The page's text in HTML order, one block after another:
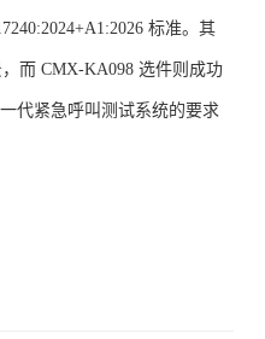
标准。 其
而 CMX-KA098 选件则成功
代紧急呼叫测试系统的要求